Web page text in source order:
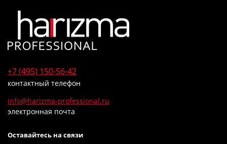
+7 (495) 150-56-42
контактный телефон
info@harizma-professional.ru
электронная почта
Оставайтесь на связи